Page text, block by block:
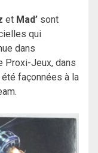
et Mad’ sont
qui
dans
Proxi-Jeux, dans
façonnées à la